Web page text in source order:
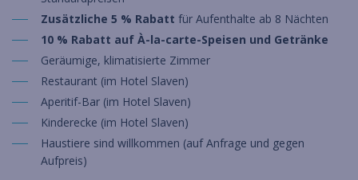
Zusätzliche 5 % Rabatt für Aufenthalte ab 8 Nächten
10 % Rabatt auf À-la-carte-Speisen und Getränke
Geräumige, klimatisierte Zimmer
Restaurant (im Hotel Slaven)
Aperitif-Bar (im Hotel Slaven)
Kinderecke (im Hotel Slaven)
Haustiere sind willkommen (auf Anfrage und gegen
Aufpreis)